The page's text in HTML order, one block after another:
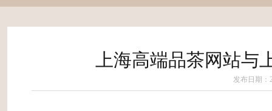
上海高端品茶网站与
发布日期：